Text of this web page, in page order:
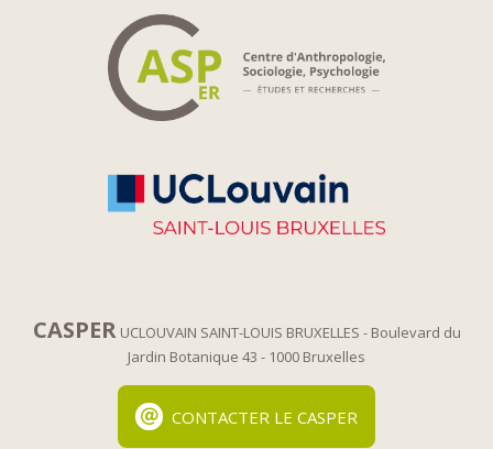
CASPER UCLOUVAIN SAINT-LOUIS BRUXELLES - Boulevard du
Jardin Botanique 43 - 1000 Bruxelles
CONTACTER LE CASPER